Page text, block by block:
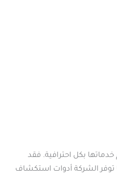
بكل احترافية. فقد
توفر الشركة أدوات استكشاف